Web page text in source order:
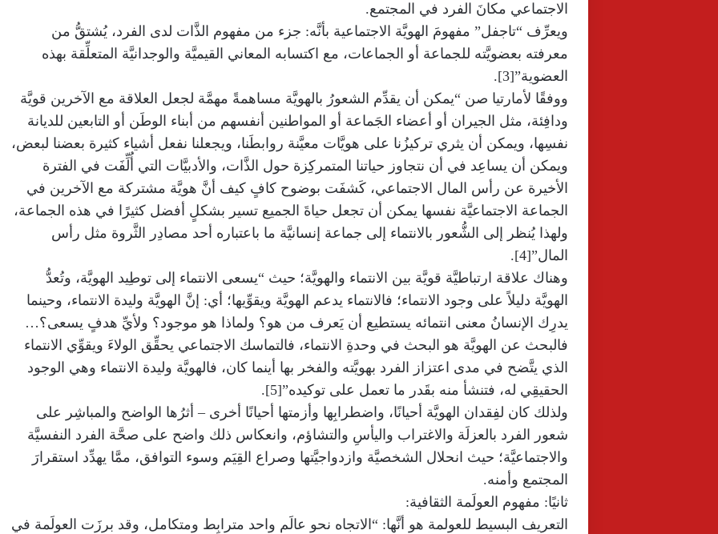
الاجتماعي مكانَ الفرد في المجتمع.
ويعرِّف “تاجفل” مفهومَ الهويَّة الاجتماعية بأنَّه: جزء من مفهوم الذَّات لدى الفرد، يُشتقُّ من
معرفته بعضويَّته للجماعة أو الجماعات، مع اكتسابه المعاني القيميَّة والوجدانيَّة المتعلِّقة بهذه
العضوية”[3].
ووفقًا لأمارتيا صن “يمكن أن يقدِّم الشعورُ بالهويَّة مساهمةً مهمَّة لجعل العلاقة مع الآخرين قويَّة
ودافِئة، مثل الجيران أو أعضاء الجَماعة أو المواطنين أنفسهم من أبناء الوطَن أو التابعين للديانة
نفسِها، ويمكن أن يثري تركيزُنا على هويَّات معيَّنة روابطَنا، ويجعلنا نفعل أشياء كثيرة بعضنا لبعض،
ويمكن أن يساعِد في أن نتجاوز حياتنا المتمركِزة حول الذَّات، والأدبيَّات التي أُلِّفَت في الفترة
الأخيرة عن رأس المال الاجتماعي، كَشفَت بوضوح كافٍ كيف أنَّ هويَّة مشتركة مع الآخرين في
الجماعة الاجتماعيَّة نفسها يمكن أن تجعل حياةَ الجميع تسير بشكلٍ أفضل كثيرًا في هذه الجماعة،
ولهذا يُنظر إلى الشُّعور بالانتماء إلى جماعة إنسانيَّة ما باعتباره أحد مصادِر الثَّروة مثل رأس
المال”[4].
وهناك علاقة ارتباطيَّة قويَّة بين الانتماء والهويَّة؛ حيث “يسعى الانتماء إلى توطِيد الهويَّة، وتُعدُّ
الهويَّة دليلاً على وجود الانتماء؛ فالانتماء يدعم الهويَّة ويقوِّيها؛ أي: إنَّ الهويَّة وليدة الانتماء، وحينما
يدرِك الإنسانُ معنى انتمائه يستطيع أن يَعرف من هو؟ ولماذا هو موجود؟ ولأيِّ هدفٍ يسعى؟…
فالبحث عن الهويَّة هو البحث في وحدةِ الانتماء، فالتماسك الاجتماعي يحقِّق الولاءَ ويقوِّي الانتماء
الذي يتَّضح في مدى اعتزاز الفرد بهويَّته والفخر بها أينما كان، فالهويَّة وليدة الانتماء وهي الوجود
الحقيقِي له، فتنشأ منه بقَدر ما تعمل على توكيده”[5].
ولذلك كان لفِقدان الهويَّة أحيانًا، واضطرابِها وأزمتها أحيانًا أخرى – أثرُها الواضح والمباشِر على
شعور الفرد بالعزلَة والاغتراب واليأسِ والتشاؤم، وانعكاس ذلك واضح على صحَّة الفرد النفسيَّة
والاجتماعيَّة؛ حيث انحلال الشخصيَّة وازدواجيَّتها وصراع القِيَم وسوء التوافق، ممَّا يهدِّد استقرارَ
المجتمع وأمنه.
ثانيًا: مفهوم العولَمة الثقافية:
التعريف البسيط للعولمة هو أنَّها: “الاتجاه نحو عالَم واحد مترابِط ومتكامل، وقد برزَت العولَمة في